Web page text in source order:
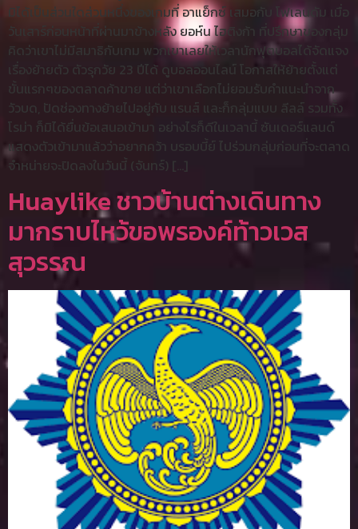
มิได้เป็นส่วนใดส่วนหนึ่งของเกมที่ อาแย็กซ์ เสมอกับ โฟเลนดัม เมื่อ
วันเสาร์ก่อนหน้าที่ผ่านมาข้างหลัง ยอห์น ไฮติงก้า ที่ปรึกษาของกลุ่ม
คิดว่าเขาไม่มีสมาธิกับเกม พวกเขาเลยให้เวลานักฟุตบอลได้จัดแจง
เรื่องย้ายตัว ตัวรุกวัย 23 ปีได้ ดูบอลออนไลน์ โอกาสให้ย้ายตั้งแต่
ขั้นแรกๆของตลาดค้าขาย แต่ว่าเขาเลือกไม่ยอมรับคำแนะนำจาก
วัวบด, ปัดช่องทางย้ายไปอยู่กับ แรนส์ และก็กลุ่มแบบ ลีลล์ รวมทั้ง
โรม่า ก็มิได้ยื่นข้อเสนอเข้ามา อย่างไรก็ดีในเวลานี้ ซันเดอร์แลนด์
แสดงตัวเข้ามาแล้วว่าอยากคว้า บรอบบี้ย์ ไปร่วมกลุ่มก่อนที่จะตลาด
จำหน่ายจะปิดลงในวันนี้ (จันทร์) […]
Huaylike ชาวบ้านต่างเดินทาง
มากราบไหว้ขอพรองค์ท้าวเวส
สุวรรณ